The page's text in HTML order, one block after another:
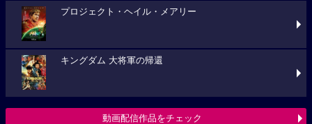
プロジェクト・ヘイル・メアリー
キングダム 大将軍の帰還
動画配信作品をチェック